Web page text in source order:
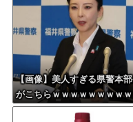
【画像】美人すぎる県警本
がこちらｗｗｗｗｗｗｗｗ